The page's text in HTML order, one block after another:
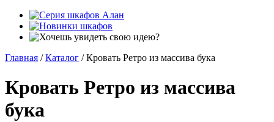
Главная / Каталог / Кровать Ретро из массива бука
Кровать Ретро из массива
бука